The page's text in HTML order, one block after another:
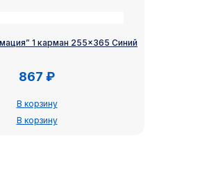
1 карман 255×365 Синий
867 ₽
В корзину
В корзину